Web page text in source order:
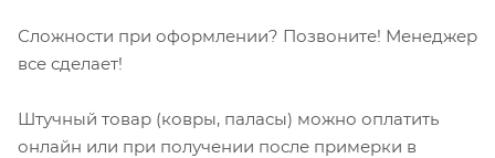
Сложности при оформлении? Позвоните! Менеджер
все сделает!
Штучный товар (ковры, паласы) можно оплатить
онлайн или при получении после примерки в